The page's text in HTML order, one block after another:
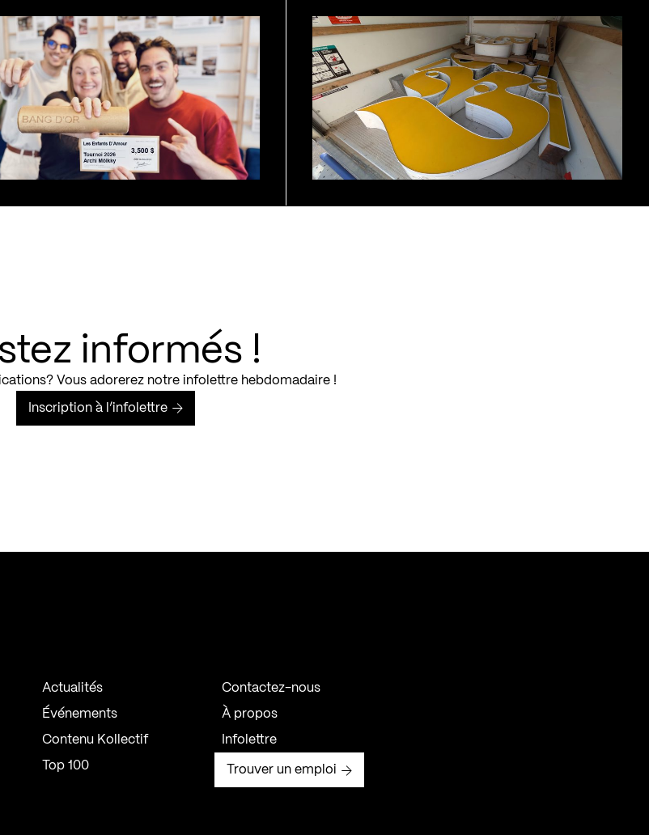
informés !
Vous adorerez notre infolettre hebdomadaire !
Inscription à l’infolettre
Actualités
Événements
Contenu Kollectif
Top 100
Contactez-nous
À propos
Infolettre
Trouver un emploi